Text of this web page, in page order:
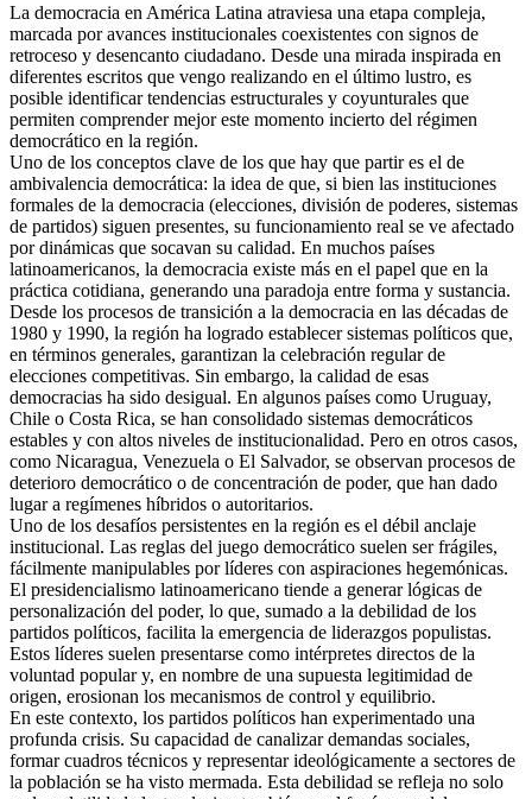
La democracia en América Latina atraviesa una etapa compleja,
marcada por avances institucionales coexistentes con signos de
retroceso y desencanto ciudadano. Desde una mirada inspirada en
diferentes escritos que vengo realizando en el último lustro, es
posible identificar tendencias estructurales y coyunturales que
permiten comprender mejor este momento incierto del régimen
democrático en la región.
Uno de los conceptos clave de los que hay que partir es el de
ambivalencia democrática: la idea de que, si bien las instituciones
formales de la democracia (elecciones, división de poderes, sistemas
de partidos) siguen presentes, su funcionamiento real se ve afectado
por dinámicas que socavan su calidad. En muchos países
latinoamericanos, la democracia existe más en el papel que en la
práctica cotidiana, generando una paradoja entre forma y sustancia.
Desde los procesos de transición a la democracia en las décadas de
1980 y 1990, la región ha logrado establecer sistemas políticos que,
en términos generales, garantizan la celebración regular de
elecciones competitivas. Sin embargo, la calidad de esas
democracias ha sido desigual. En algunos países como Uruguay,
Chile o Costa Rica, se han consolidado sistemas democráticos
estables y con altos niveles de institucionalidad. Pero en otros casos,
como Nicaragua, Venezuela o El Salvador, se observan procesos de
deterioro democrático o de concentración de poder, que han dado
lugar a regímenes híbridos o autoritarios.
Uno de los desafíos persistentes en la región es el débil anclaje
institucional. Las reglas del juego democrático suelen ser frágiles,
fácilmente manipulables por líderes con aspiraciones hegemónicas.
El presidencialismo latinoamericano tiende a generar lógicas de
personalización del poder, lo que, sumado a la debilidad de los
partidos políticos, facilita la emergencia de liderazgos populistas.
Estos líderes suelen presentarse como intérpretes directos de la
voluntad popular y, en nombre de una supuesta legitimidad de
origen, erosionan los mecanismos de control y equilibrio.
En este contexto, los partidos políticos han experimentado una
profunda crisis. Su capacidad de canalizar demandas sociales,
formar cuadros técnicos y representar ideológicamente a sectores de
la población se ha visto mermada. Esta debilidad se refleja no solo